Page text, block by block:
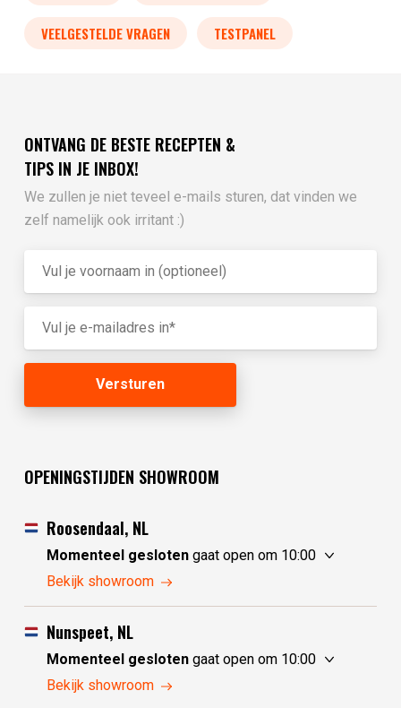
VEELGESTELDE VRAGEN TESTPANEL
ONTVANG DE BESTE RECEPTEN &
TIPS IN JE INBOX!
We zullen je niet teveel e-mails sturen, dat vinden we
zelf namelijk ook irritant :)
OPENINGSTIJDEN SHOWROOM
Roosendaal, NL
Momenteel geslotengaat open om 10:00
vrijdag
zaterdag
10:00 - 17:30
zondag
maandag
10:00 - 17:30
dinsdag
Bekijk showroom
Nunspeet, NL
Momenteel geslotengaat open om 10:00
vrijdag
Bekijk showroom